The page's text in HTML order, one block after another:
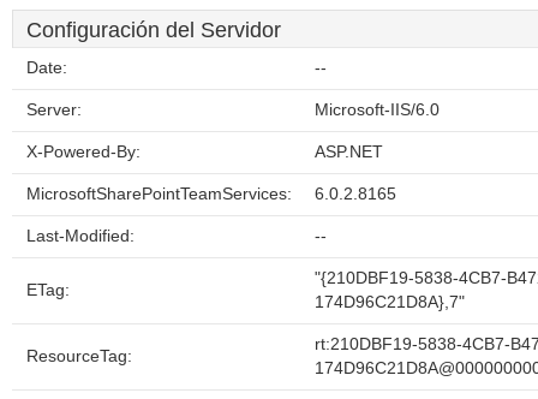
Configuración del Servidor
Date: --
Server: Microsoft-IIS/6.0
X-Powered-By: ASP.NET
MicrosoftSharePointTeamServices: 6.0.2.8165
Last-Modified: --
ETag:
"{210DBF19-5838-4CB7-
174D96C21D8A},7"
ResourceTag:
rt:210DBF19-5838-4CB7-